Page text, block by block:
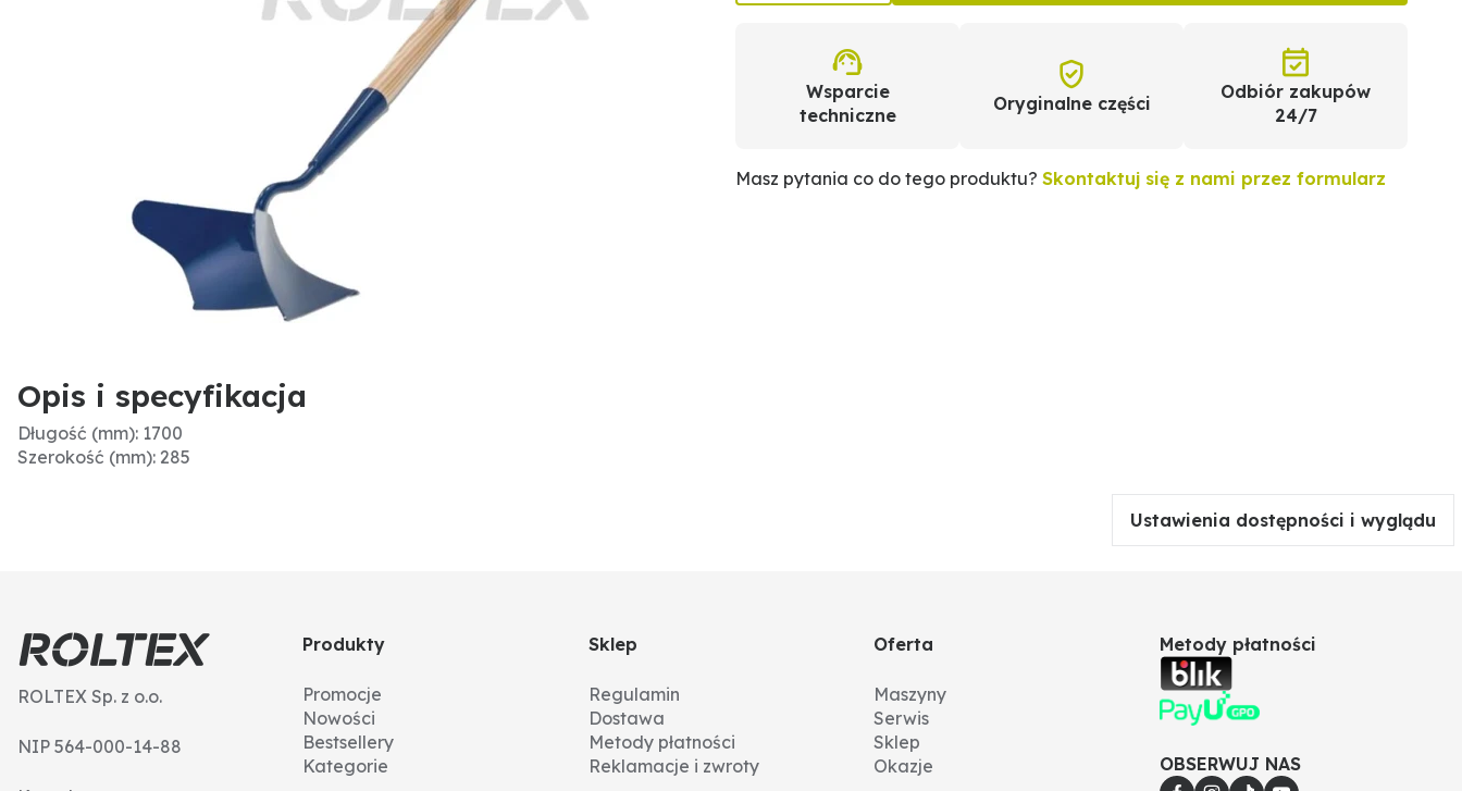
Wsparcie
techniczne
Oryginalne części
Odbiór zakupów
24/7
Masz pytania co do tego produktu? Skontaktuj się z nami przez formularz
Opis i specyfikacja
Długość (mm): 1700
Szerokość (mm): 285
Ustawienia dostępności i wyglądu
ROLTEX Sp. z o.o.
NIP 564-000-14-88
Produkty
Promocje
Nowości
Bestsellery
Kategorie
Sklep
Regulamin
Dostawa
Metody płatności
Reklamacje i zwroty
Oferta
Maszyny
Serwis
Sklep
Okazje
Metody płatności
OBSERWUJ NAS